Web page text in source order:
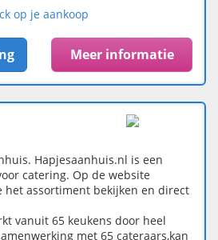
op je aankoop
Meer informatie
Hapjesaanhuis.nl is een
catering. Op de website
het assortiment bekijken en direct
vanuit 65 keukens door heel
met 65 cateraars,kan